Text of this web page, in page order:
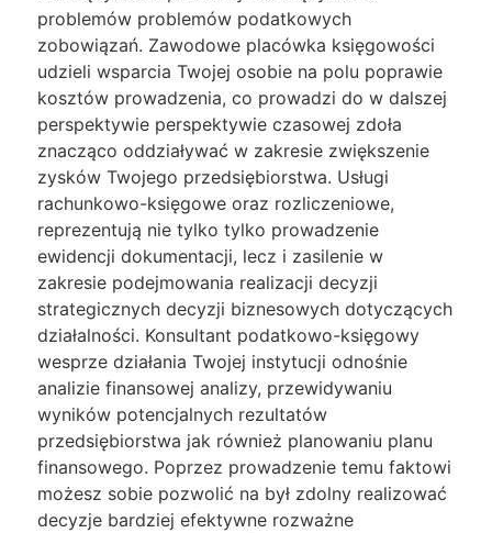
problemów problemów podatkowych
zobowiązań. Zawodowe placówka księgowości
udzieli wsparcia Twojej osobie na polu poprawie
kosztów prowadzenia, co prowadzi do w dalszej
perspektywie perspektywie czasowej zdoła
znacząco oddziaływać w zakresie zwiększenie
zysków Twojego przedsiębiorstwa. Usługi
rachunkowo-księgowe oraz rozliczeniowe,
reprezentują nie tylko tylko prowadzenie
ewidencji dokumentacji, lecz i zasilenie w
zakresie podejmowania realizacji decyzji
strategicznych decyzji biznesowych dotyczących
działalności. Konsultant podatkowo-księgowy
wesprze działania Twojej instytucji odnośnie
analizie finansowej analizy, przewidywaniu
wyników potencjalnych rezultatów
przedsiębiorstwa jak również planowaniu planu
finansowego. Poprzez prowadzenie temu faktowi
możesz sobie pozwolić na był zdolny realizować
decyzje bardziej efektywne rozważne